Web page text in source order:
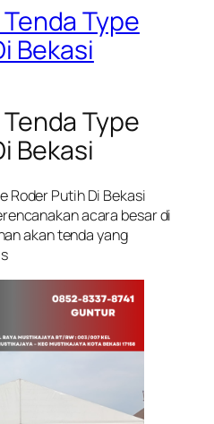
Type
Bekasi
Type
Bekasi
Roder Putih Di Bekasi
acara besar di
akan tenda yang